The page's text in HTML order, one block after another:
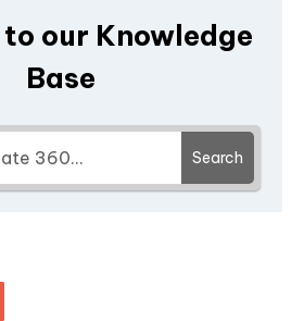
our Knowledge
Base
Search